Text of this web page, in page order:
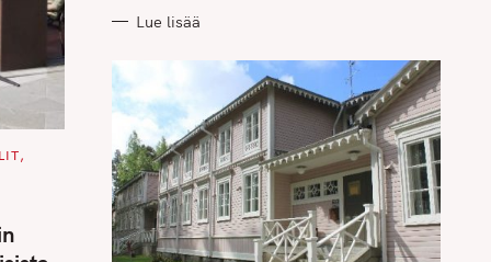
Lue lisää